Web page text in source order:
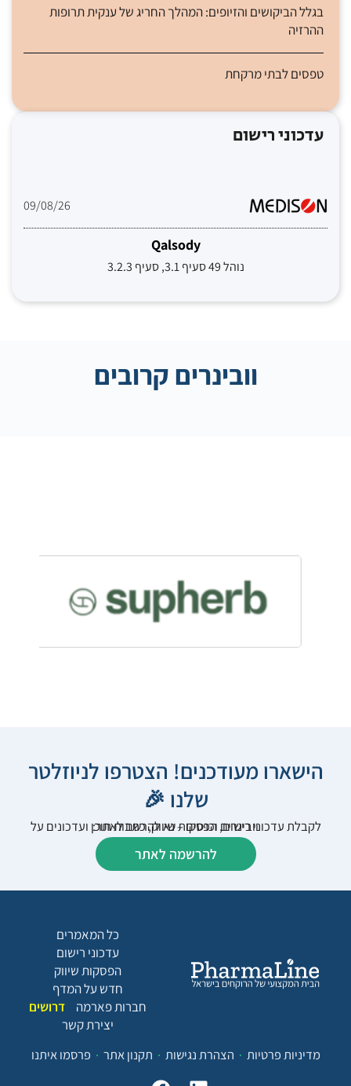
בגלל הביקושים והזיופים: המהלך החריג של ענקית תרופות
ההרזיה
טפסים לבתי מרקחת
עדכוני רישום
09/08/26
Qalsody
נוהל 49 סעיף 3.1, סעיף 3.2.3
וובינרים קרובים
הישארו מעודכנים! הצטרפו לניוזלטר
שלנו 🎉
לקבלת עדכוני רישום, הפסקות שיווק, כתבות תוכן ועדכונים על וובינרים וכנסים – נא להרשם לאתר:
להרשמה לאתר
כל המאמרים
עדכוני רישום
הפסקות שיווק
חדש על המדף
חברות פארמה
דרושים
יצירת קשר
מדיניות פרטיות
הצהרת נגישות תקנון אתר פרסמו איתנו